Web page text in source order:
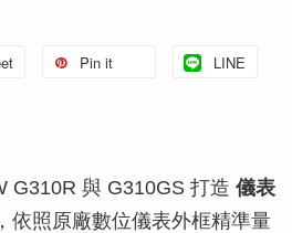
Pin it LINE
G310R 與 G310GS 打造 儀表
依照原廠數位儀表外框精準量